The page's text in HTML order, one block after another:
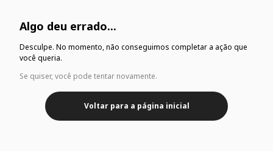
Algo deu errado...
Desculpe. No momento, não conseguimos completar a ação que
você queria.
Se quiser, você pode tentar novamente.
Voltar para a página inicial